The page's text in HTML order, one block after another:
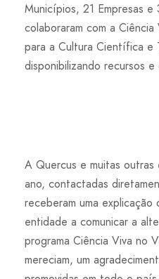
Municípios, 21 Empresas
colaboraram com a
para a Cultura Científica e
disponibilizando recursos e
A Quercus e muitas
ano, contactadas
receberam uma
entidade a comunicar a
programa Ciência Viva no
mereciam, um